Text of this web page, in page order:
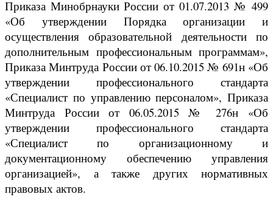
Приказа Минобрнауки России от 01.07.2013 № 499
«Об утверждении Порядка организации и
осуществления образовательной деятельности по
дополнительным профессиональным программам»,
Приказа Минтруда России от 06.10.2015 № 691н «Об
утверждении профессионального стандарта
«Специалист по управлению персоналом», Приказа
Минтруда России от 06.05.2015 № 276н «Об
утверждении профессионального стандарта
«Специалист по организационному и
документационному обеспечению управления
организацией», а также других нормативных
правовых актов.